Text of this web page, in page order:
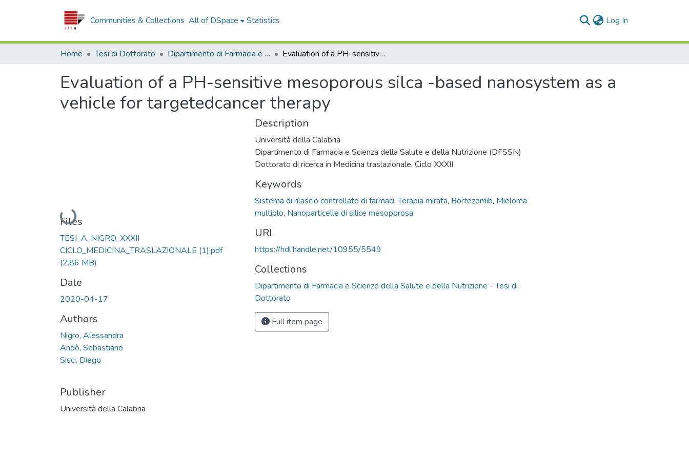
Communities & Collections All of DSpace Statistics Log In
Home Tesi di Dottorato Dipartimento di Farmacia e Scienze della Salute e della Nutrizione - Tesi di Dottorato Evaluation of a PH-sensitive mesoporous silca -based nanosystem as a vehicle for targetedcancer therapy
Evaluation of a PH-sensitive mesoporous silca -based nanosystem as a
vehicle for targetedcancer therapy
Loading...
Files
TESI_A. NIGRO_XXXII
CICLO_MEDICINA_TRASLAZIONALE (1).pdf
(2.86 MB)
Date
2020-04-17
Authors
Nigro, Alessandra
Andò, Sebastiano
Sisci, Diego
Publisher
Università della Calabria
Description
Università della Calabria
Dipartimento di Farmacia e Scienza della Salute e della Nutrizione (DFSSN)
Dottorato di ricerca in Medicina traslazionale. Ciclo XXXII
Keywords
Sistema di rilascio controllato di farmaci,Terapia mirata, Bortezomib, Mieloma
multiplo, Nanoparticelle di silice mesoporosa
URI
https://hdl.handle.net/10955/5549
Collections
Dipartimento di Farmacia e Scienze della Salute e della Nutrizione - Tesi di
Dottorato
Full item page